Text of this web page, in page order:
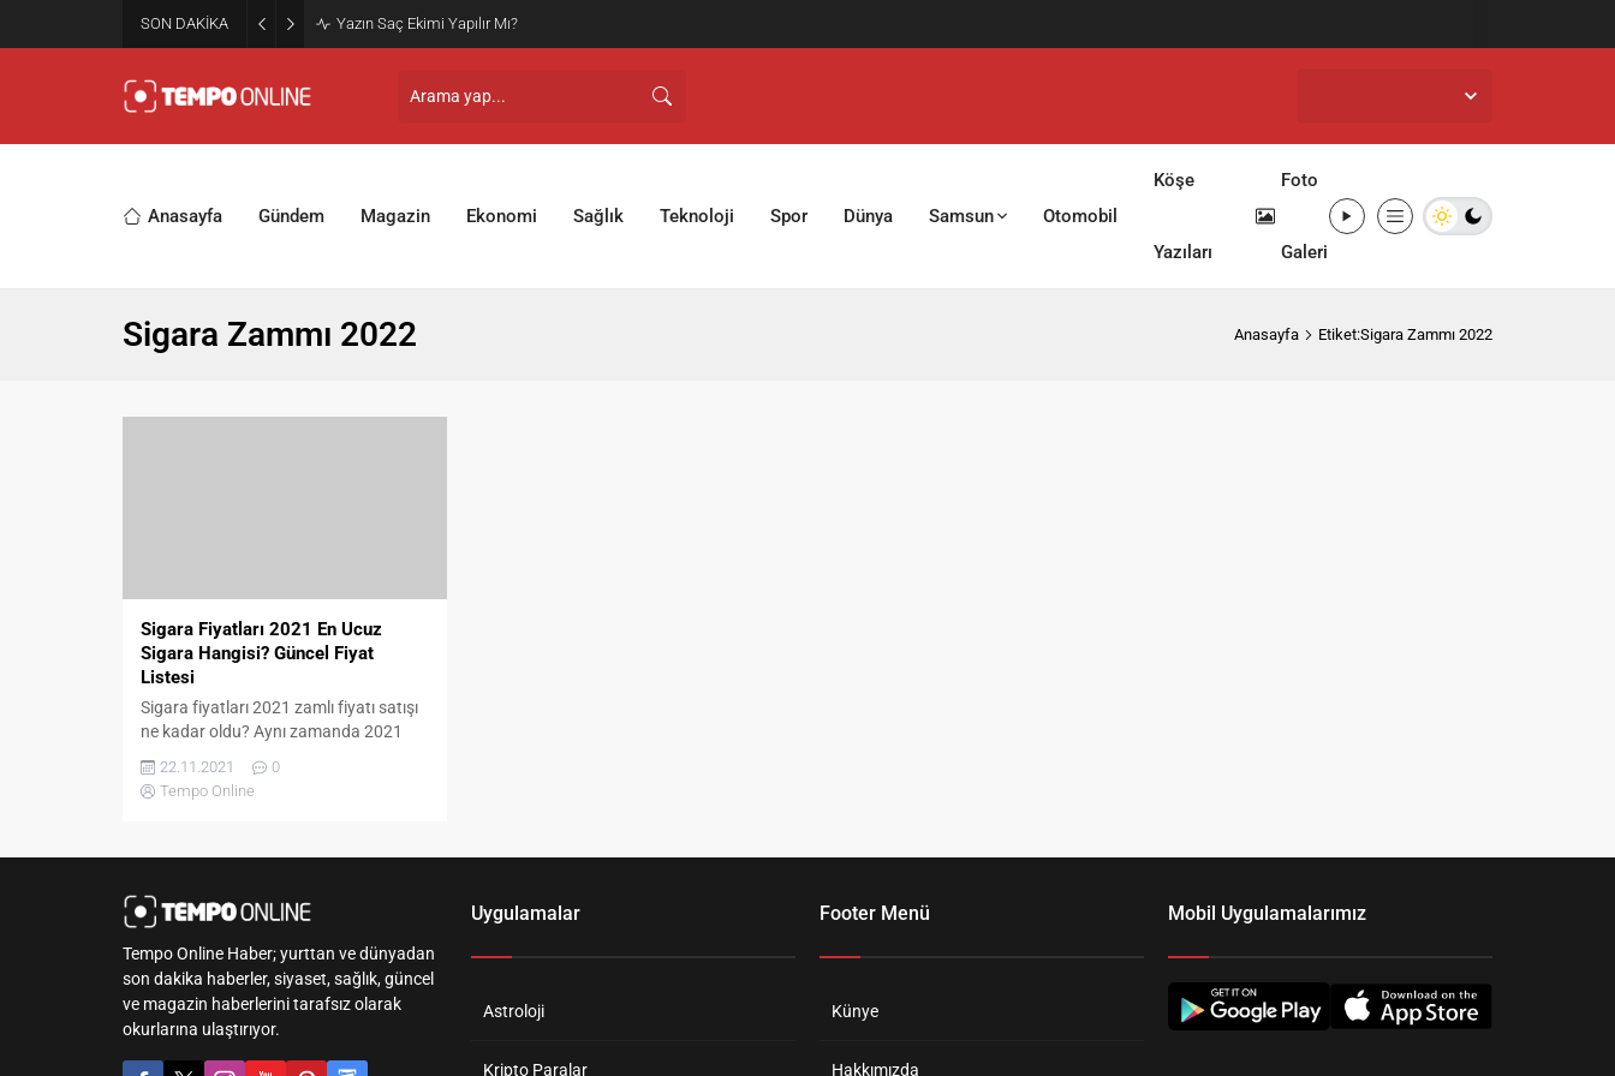
SON DAKİKA Yazın Saç Ekimi Yapılır Mı?
Anasayfa Gündem Magazin Ekonomi Sağlık Teknoloji Spor Dünya Samsun Otomobil
Köşe
Yazıları
Foto
Galeri
Sigara Zammı 2022 Anasayfa Etiket:Sigara Zammı 2022
Sigara Fiyatları 2021 En Ucuz
Sigara Hangisi? Güncel Fiyat
Listesi
Sigara fiyatları 2021 zamlı fiyatı satışı
ne kadar oldu? Aynı zamanda 2021
sigaranın fiyatı nedir? gibi Google’daki
aramalarla beraber zamlı sigara
zamanda sigaradan alınan asgari
maktu vergi sonrasında güncel zamlı...
22.11.2021
0
Tempo Online
Tempo Online Haber; yurttan ve dünyadan
son dakika haberler, siyaset, sağlık, güncel
ve magazin haberlerini tarafsız olarak
okurlarına ulaştırıyor.
Uygulamalar
Astroloji
Kripto Paralar
Footer Menü
Künye
Hakkımızda
Mobil Uygulamalarımız